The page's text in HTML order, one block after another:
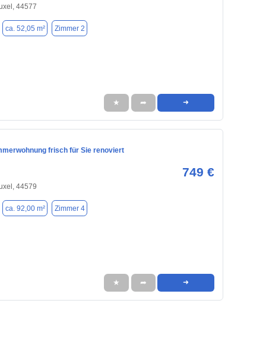
44577
ca. 52,05 m² Zimmer 2
★ ➦ ➜
frisch für Sie renoviert
749 €
44579
ca. 92,00 m² Zimmer 4
★ ➦ ➜